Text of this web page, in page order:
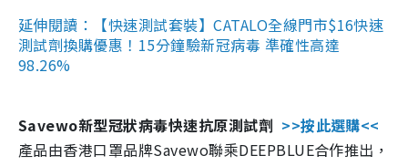
延伸閱讀：【快速測試套裝】CATALO全線門市$16快速
測試劑換購優惠！15分鐘驗新冠病毒 準確性高達
98.26%
Savewo新型冠狀病毒快速抗原測試劑 >>按此選購<<
產品由香港口罩品牌Savewo聯乘DEEPBLUE合作推出，